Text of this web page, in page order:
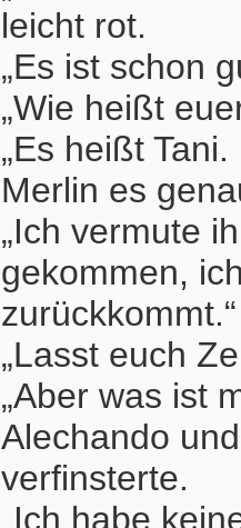
leicht rot.
„Es ist schon
„Wie heißt
„Es heißt
Merlin es
„Ich vermute
gekommen,
zurückkommt.“
„Lasst euch
„Aber was ist
Alechando
verfinsterte.
„Ich habe